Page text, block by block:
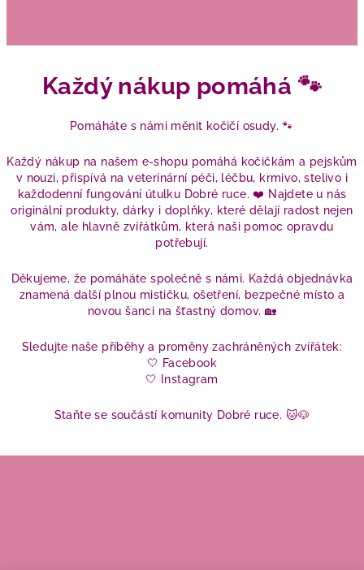
Každý nákup pomáhá 🐾
Pomáháte s námi měnit kočičí osudy. 🐾
Každý nákup na našem e-shopu pomáhá kočičkám a pejskům
v nouzi, přispívá na veterinární péči, léčbu, krmivo, stelivo i
každodenní fungování útulku Dobré ruce. ❤️ Najdete u nás
originální produkty, dárky i doplňky, které dělají radost nejen
vám, ale hlavně zvířátkům, která naši pomoc opravdu
potřebují.
Děkujeme, že pomáháte společně s námi. Každá objednávka
znamená další plnou mističku, ošetření, bezpečné místo a
novou šanci na šťastný domov. 🏡
Sledujte naše příběhy a proměny zachráněných zvířátek:
🤍 Facebook
🤍
Instagram
Staňte se součástí komunity Dobré ruce. 🐱🐶